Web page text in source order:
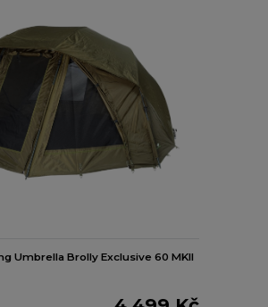
Umbrella Brolly Exclusive 60 MKII